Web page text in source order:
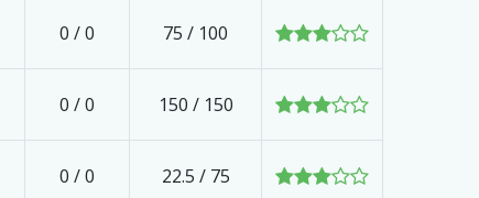
0 /0 75 / 100
0 /0 150 / 150
0 /0 22.5 / 75